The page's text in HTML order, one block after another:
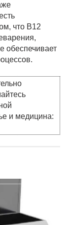
что В12
обеспечивает
и медицина: